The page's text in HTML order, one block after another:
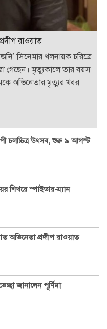
রাওয়াত
সিনেমার খলনায়ক চরিত্রে
গেছেন। মৃত্যুকালে তার বয়স
অভিনেতার মৃত্যুর খবর
চলচ্চিত্র উৎসব, শুরু ৯ আগস্ট
শিখরে স্পাইডার-ম্যান
অভিনেতা প্রদীপ রাওয়াত
জানালেন পূর্ণিমা